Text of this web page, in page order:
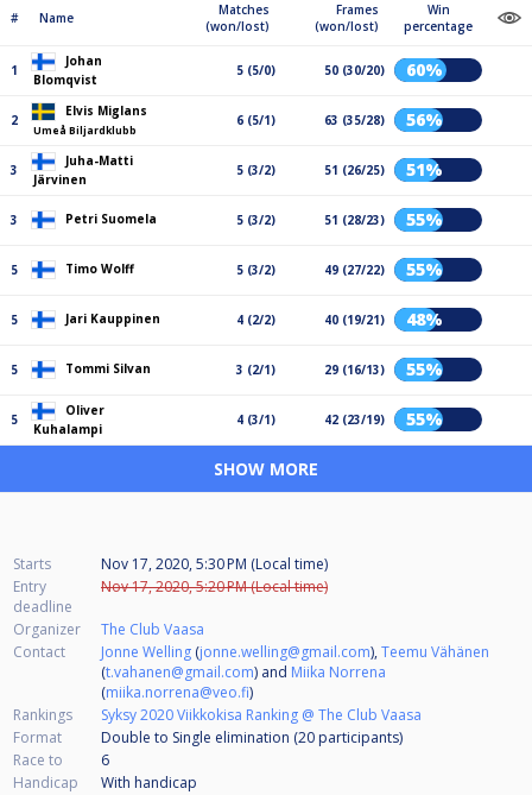
# Name
Matches
(won/lost)
Frames
(won/lost)
Win
percentage
1
Johan
Blomqvist
5 (5/0) 50 (30/20) 60%
2
Elvis Miglans
Umeå Biljardklubb
6 (5/1) 63 (35/28) 56%
3
Juha-Matti
Järvinen
5 (3/2) 51 (26/25) 51%
3 Petri Suomela 5 (3/2) 51 (28/23) 55%
5 Timo Wolff 5 (3/2) 49 (27/22) 55%
5 Jari Kauppinen 4 (2/2) 40 (19/21) 48%
5 Tommi Silvan 3 (2/1) 29 (16/13) 55%
5
Oliver
Kuhalampi
4 (3/1) 42 (23/19) 55%
SHOW MORE
Starts
Nov 17, 2020, 5:30 PM (Local time)
Entry
deadline
Nov 17, 2020, 5:20 PM (Local time)
Organizer
The Club Vaasa
Contact
Jonne Welling (jonne.welling@gmail.com),Teemu Vähänen
(t.vahanen@gmail.com) and Miika Norrena
(miika.norrena@veo.fi)
Rankings
Syksy 2020 Viikkokisa Ranking @ The Club Vaasa
Format
Double to Single elimination (20 participants)
Race to
6
Handicap
With handicap